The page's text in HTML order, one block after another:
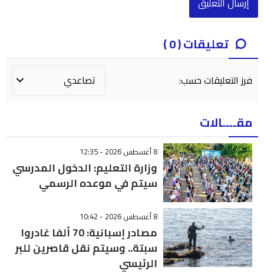
تعليقات ( 0 )
فرز التعليقات حسب:
مقــــالات
8 أغسطس 2026 - 12:35
وزارة التعليم: الدخول المدرسي
سیتم في موعده الرسمي
8 أغسطس 2026 - 10:42
مصادر إسبانية: 70 ألفا غادروا
سبتة.. وسيتم نقل قاصرين للبر
الرئيسي